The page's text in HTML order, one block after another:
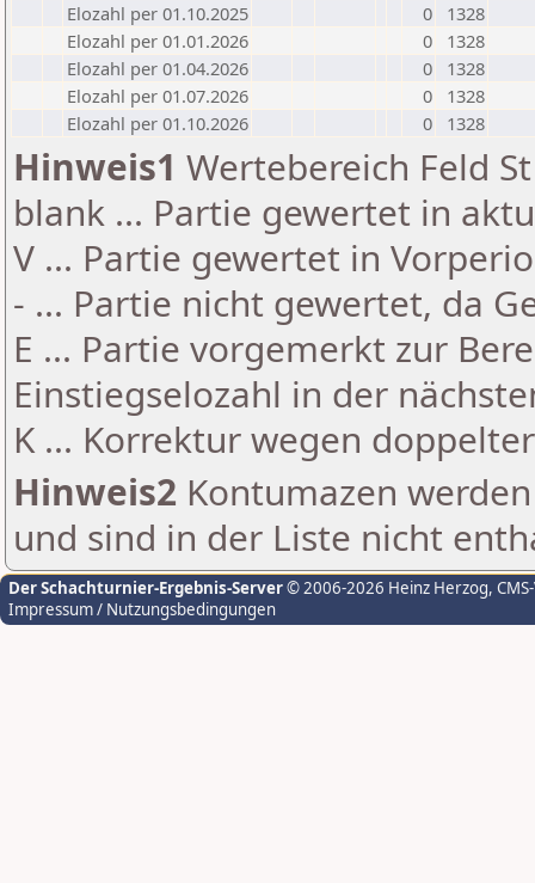
Elozahl per 01.10.2025
0
1328
Elozahl per 01.01.2026
0
1328
Elozahl per 01.04.2026
0
1328
Elozahl per 01.07.2026
0
1328
Elozahl per 01.10.2026
0 1328
Hinweis1 Wertebereich Feld
blank ... Partie gewertet in
V ... Partie gewertet in
- ... Partie nicht gewertet, da
E ... Partie vorgemerkt zur
Einstiegselozahl in der
K ... Korrektur wegen
Hinweis2 Kontumazen
und sind in der Liste nicht
Der Schachturnier-Ergebnis-Server© 2006-2026 Heinz Herzog,
Impressum / Nutzungsbedingungen